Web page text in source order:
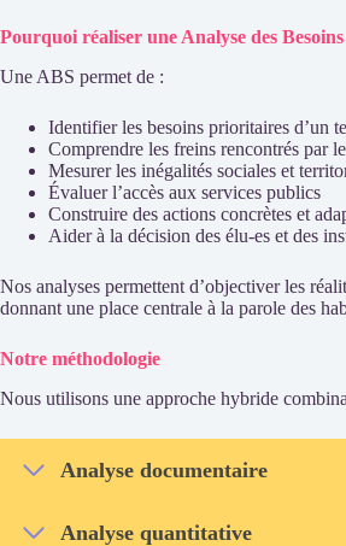
Pourquoi réaliser une Analyse des
Une ABS permet de :
Identifier les besoins prioritaires d’un
Comprendre les freins rencontrés par
Mesurer les inégalités sociales et
Évaluer l’accès aux services publics
Construire des actions concrètes et
Aider à la décision des élu-es et des
Nos analyses permettent d’objectiver les
donnant une place centrale à la parole des
Notre méthodologie
Nous utilisons une approche hybride
Analyse documentaire
Analyse quantitative